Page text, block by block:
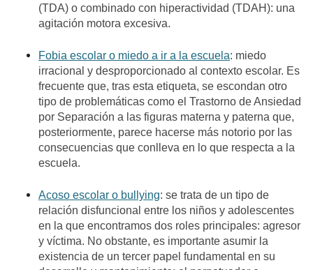
(TDA) o combinado con hiperactividad (TDAH): una
agitación motora excesiva.
Fobia escolar o miedo a ir a la escuela: miedo
irracional y desproporcionado al contexto escolar. Es
frecuente que, tras esta etiqueta, se escondan otro
tipo de problemáticas como el Trastorno de Ansiedad
por Separación a las figuras materna y paterna que,
posteriormente, parece hacerse más notorio por las
consecuencias que conlleva en lo que respecta a la
escuela.
Acoso escolar o bullying: se trata de un tipo de
relación disfuncional entre los niños y adolescentes
en la que encontramos dos roles principales: agresor
y víctima. No obstante, es importante asumir la
existencia de un tercer papel fundamental en su